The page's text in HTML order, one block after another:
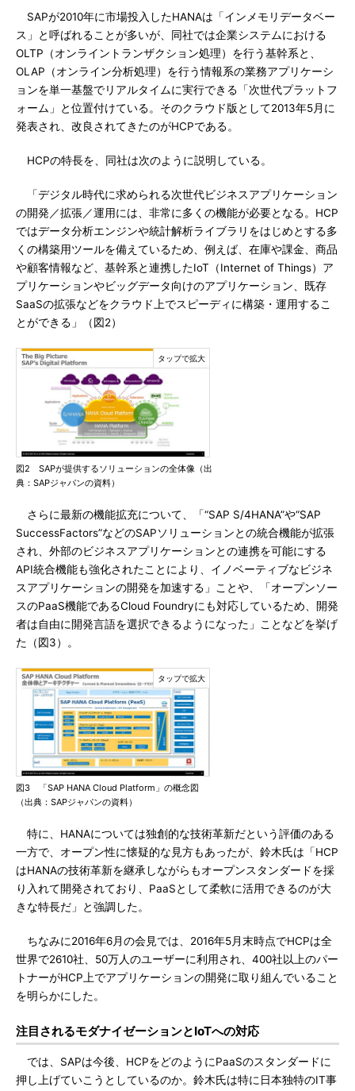
SAPが2010年に市場投入したHANAは「インメモリデータベー
ス」と呼ばれることが多いが、同社では企業システムにおける
OLTP（オンライントランザクション処理）を行う基幹系と、
OLAP（オンライン分析処理）を行う情報系の業務アプリケーシ
ョンを単一基盤でリアルタイムに実行できる「次世代プラットフ
ォーム」と位置付けている。そのクラウド版として2013年5月に
発表され、改良されてきたのがHCPである。
HCPの特長を、同社は次のように説明している。
「デジタル時代に求められる次世代ビジネスアプリケーション
の開発／拡張／運用には、非常に多くの機能が必要となる。HCP
ではデータ分析エンジンや統計解析ライブラリをはじめとする多
くの構築用ツールを備えているため、例えば、在庫や課金、商品
や顧客情報など、基幹系と連携したIoT（Internet of Things）ア
プリケーションやビッグデータ向けのアプリケーション、既存
SaaSの拡張などをクラウド上でスピーディに構築・運用するこ
とができる」（図2）
図2 SAPが提供するソリューションの全体像（出
典：SAPジャパンの資料）
さらに最新の機能拡充について、「“SAP S/4HANA”や“SAP
SuccessFactors”などのSAPソリューションとの統合機能が拡張
され、外部のビジネスアプリケーションとの連携を可能にする
API統合機能も強化されたことにより、イノベーティブなビジネ
スアプリケーションの開発を加速する」ことや、「オープンソー
スのPaaS機能であるCloud Foundryにも対応しているため、開発
者は自由に開発言語を選択できるようになった」ことなどを挙げ
た（図3）。
図3 「SAP HANA Cloud Platform」の概念図
（出典：SAPジャパンの資料）
特に、HANAについては独創的な技術革新だという評価のある
一方で、オープン性に懐疑的な見方もあったが、鈴木氏は「HCP
はHANAの技術革新を継承しながらもオープンスタンダードを採
り入れて開発されており、PaaSとして柔軟に活用できるのが大
きな特長だ」と強調した。
ちなみに2016年6月の会見では、2016年5月末時点でHCPは全
世界で2610社、50万人のユーザーに利用され、400社以上のパー
トナーがHCP上でアプリケーションの開発に取り組んでいること
を明らかにした。
注目されるモダナイゼーションとIoTへの対応
では、SAPは今後、HCPをどのようにPaaSのスタンダードに
押し上げていこうとしているのか。鈴木氏は特に日本独特のIT事